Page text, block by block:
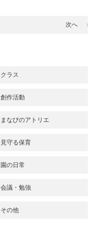
次へ
クラス
創作活動
まなびのアトリエ
見守る保育
園の日常
会議・勉強
その他